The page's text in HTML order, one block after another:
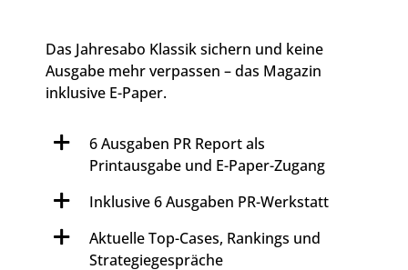
Das Jahresabo Klassik sichern und keine
Ausgabe mehr verpassen – das Magazin
inklusive E-Paper.
6 Ausgaben PR Report als
Printausgabe und E-Paper-Zugang
Inklusive 6 Ausgaben PR-Werkstatt
Aktuelle Top-Cases, Rankings und
Strategiegespräche